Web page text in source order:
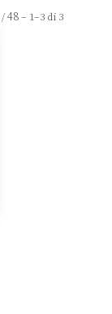
/48– 1–3 di 3